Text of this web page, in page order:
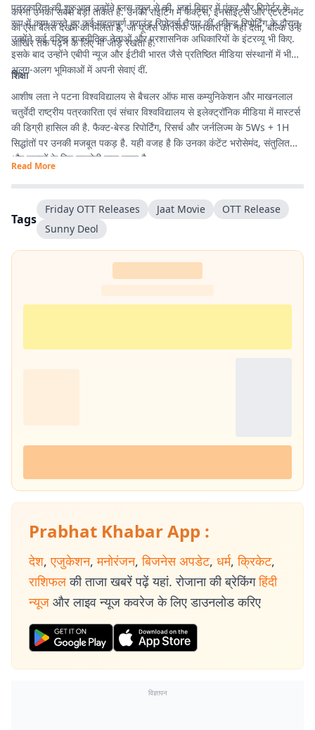
करना उनकी सबसे बड़ी ताकत है. उनकी राइटिंग में फैक्ट्स, इनसाइट्स और एंटरटेनमेंट
का ऐसा बैलेंस देखने को मिलता है, जो यूजर्स को सिर्फ जानकारी ही नहीं देता, बल्कि उन्हें
आखिर तक पढ़ने के लिए भी जोड़े रखता है.
पत्रकारिता की शुरुआत उन्होंने प्लस न्यूज से की, जहां बिहार में एंकर और रिपोर्टर के
रूप में काम करते हुए कई महत्वपूर्ण ग्राउंड रिपोर्ट्स तैयार कीं. फील्ड रिपोर्टिंग के दौरान
उन्होंने कई वरिष्ठ राजनीतिक नेताओं और प्रशासनिक अधिकारियों के इंटरव्यू भी किए.
इसके बाद उन्होंने एबीपी न्यूज और ईटीवी भारत जैसे प्रतिष्ठित मीडिया संस्थानों में भी
अलग-अलग भूमिकाओं में अपनी सेवाएं दीं.
शिक्षा
आशीष लता ने पटना विश्वविद्यालय से बैचलर ऑफ मास कम्युनिकेशन और माखनलाल
चतुर्वेदी राष्ट्रीय पत्रकारिता एवं संचार विश्वविद्यालय से इलेक्ट्रॉनिक मीडिया में मास्टर्स
की डिग्री हासिल की है. फैक्ट-बेस्ड रिपोर्टिंग, रिसर्च और जर्नलिज्म के 5Ws + 1H
सिद्धांतों पर उनकी मजबूत पकड़ है. यही वजह है कि उनका कंटेंट भरोसेमंद, संतुलित
और पाठकों के लिए उपयोगी माना जाता है.
Read More
Tags
Friday OTT Releases Jaat Movie
OTT Release
Sunny Deol
Prabhat Khabar App :
देश, एजुकेशन, मनोरंजन, बिजनेस अपडेट, धर्म, क्रिकेट,
राशिफल की ताजा खबरें पढ़ें यहां. रोजाना की ब्रेकिंग हिंदी
न्यूज और लाइव न्यूज कवरेज के लिए डाउनलोड करिए
विज्ञापन